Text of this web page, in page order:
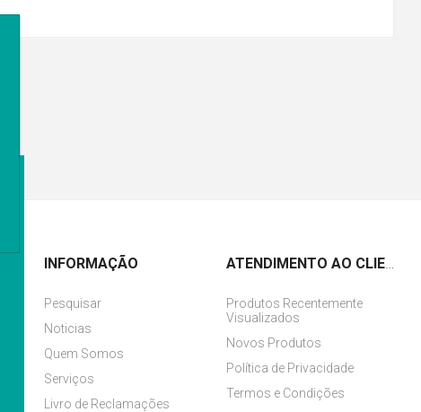
INFORMAÇÃO
Pesquisar
Noticias
Quem Somos
Serviços
Livro de Reclamações
ATENDIMENTO AO CLIENTE
Produtos Recentemente
Visualizados
Novos Produtos
Política de Privacidade
Termos e Condições